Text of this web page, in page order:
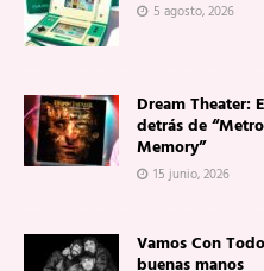
5 agosto, 2026
Dream Theater:
detrás de
Memory”
15 junio, 2026
Vamos Con